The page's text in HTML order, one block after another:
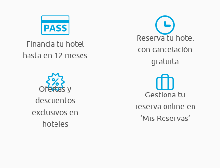
Financia tu hotel
hasta en 12 meses
Reserva tu hotel
con cancelación
gratuita
Ofertas y
descuentos
exclusivos en
hoteles
Gestiona tu
reserva online en
‘Mis Reservas’